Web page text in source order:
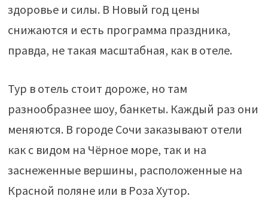
здоровье и силы. В Новый год цены
снижаются и есть программа праздника,
правда, не такая масштабная, как в отеле.
Тур в отель стоит дороже, но там
разнообразнее шоу, банкеты. Каждый раз они
меняются. В городе Сочи заказывают отели
как с видом на Чёрное море, так и на
заснеженные вершины, расположенные на
Красной поляне или в Роза Хутор.